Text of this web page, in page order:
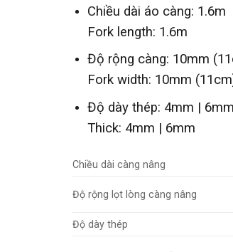
Chiều dài áo càng: 1.6m
Fork length: 1.6m
Độ rộng càng: 10mm
Fork width: 10mm
Độ dày thép: 4mm | 6mm
Thick: 4mm | 6mm
Chiều dài càng nâng
Độ rộng lọt lòng càng nâng
Độ dày thép